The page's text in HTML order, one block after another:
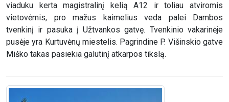
viaduku kerta magistralinį kelią A12 ir toliau atviromis
vietovėmis, pro mažus kaimelius veda palei Dambos
tvenkinį ir pasuka į Užtvankos gatvę. Tvenkinio vakarinėje
pusėje yra Kurtuvėnų miestelis. Pagrindine P. Višinskio gatve
Miško takas pasiekia galutinį atkarpos tikslą.